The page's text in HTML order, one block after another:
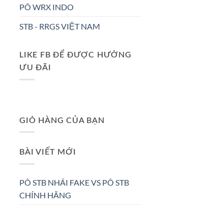
PÔ WRX INDO
STB - RRGS VIỆT NAM
LIKE FB ĐỂ ĐƯỢC HƯỞNG
ƯU ĐÃI
GIỎ HÀNG CỦA BẠN
BÀI VIẾT MỚI
PÔ STB NHÁI FAKE VS PÔ STB
CHÍNH HÃNG